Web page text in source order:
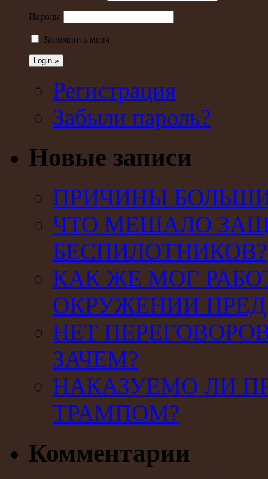
Пароль:
Запомнить меня
Регистрация
Забыли пароль?
Новые записи
ПРИЧИНЫ
ЧТО МЕШАЛО
БЕСПИЛОТНИКОВ?
КАК ЖЕ МОГ
ОКРУЖЕНИИ
НЕТ
ЗАЧЕМ?
НАКАЗУЕМО ЛИ
ТРАМПОМ?
Комментарии